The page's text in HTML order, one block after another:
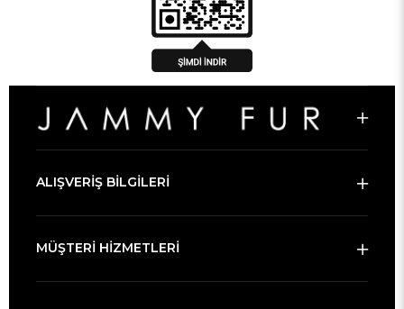
ALIŞVERİŞ BİLGİLERİ
MÜŞTERİ HİZMETLERİ